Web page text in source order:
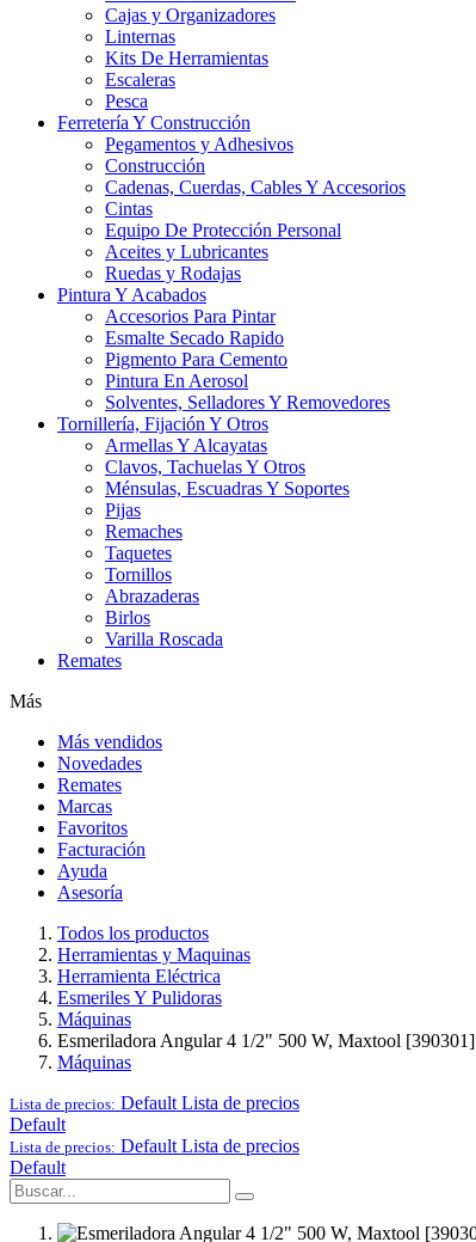
Cajas y Organizadores
Linternas
Kits De Herramientas
Escaleras
Pesca
Ferretería Y Construcción
Pegamentos y Adhesivos
Construcción
Cadenas, Cuerdas, Cables Y Accesorios
Cintas
Equipo De Protección Personal
Aceites y Lubricantes
Ruedas y Rodajas
Pintura Y Acabados
Accesorios Para Pintar
Esmalte Secado Rapido
Pigmento Para Cemento
Pintura En Aerosol
Solventes, Selladores Y Removedores
Tornillería, Fijación Y Otros
Armellas Y Alcayatas
Clavos, Tachuelas Y Otros
Ménsulas, Escuadras Y Soportes
Pijas
Remaches
Taquetes
Tornillos
Abrazaderas
Birlos
Varilla Roscada
Remates
Más
Más vendidos
Novedades
Remates
Marcas
Favoritos
Facturación
Ayuda
Asesoría
Todos los productos
Herramientas y Maquinas
Herramienta Eléctrica
Esmeriles Y Pulidoras
Máquinas
Esmeriladora Angular 4 1/2" 500 W, Maxtool [390301]
Máquinas
Lista de precios: Default Lista de precios
Default
Lista de precios: Default Lista de precios
Default